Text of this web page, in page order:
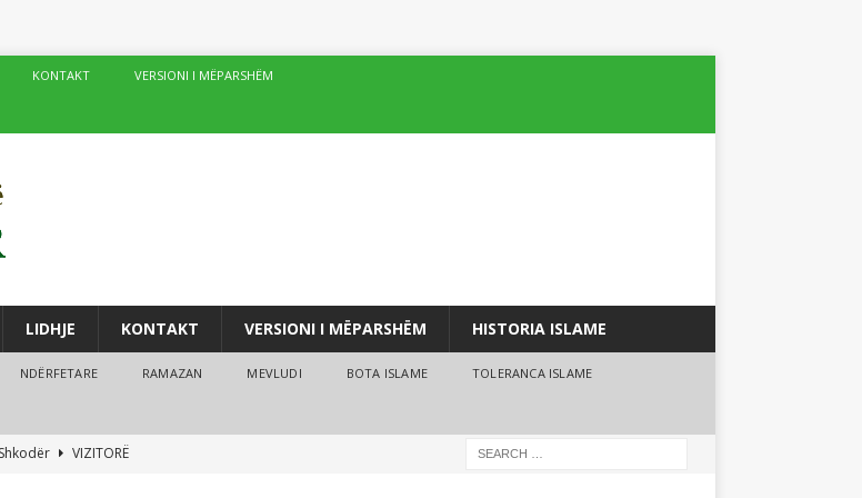
KONTAKT VERSIONI I MËPARSHËM
LIDHJE KONTAKT VERSIONI I MËPARSHËM HISTORIA ISLAME
NDËRFETARE RAMAZAN MEVLUDI BOTA ISLAME TOLERANCA ISLAME
VIZITORË